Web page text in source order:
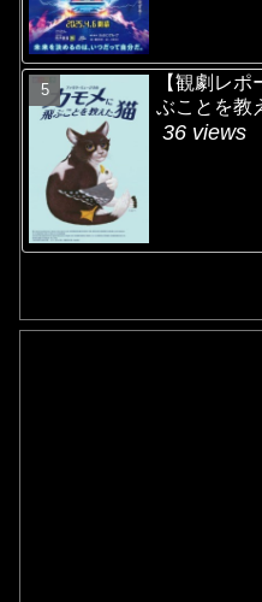
【観劇レ
ぶことを教
36 views